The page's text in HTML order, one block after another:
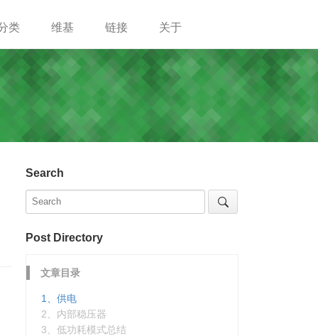
类 维基 链接 关于
Search
Post Directory
文章目录
1、供电
2、内部稳压器
3、低功耗模式总结